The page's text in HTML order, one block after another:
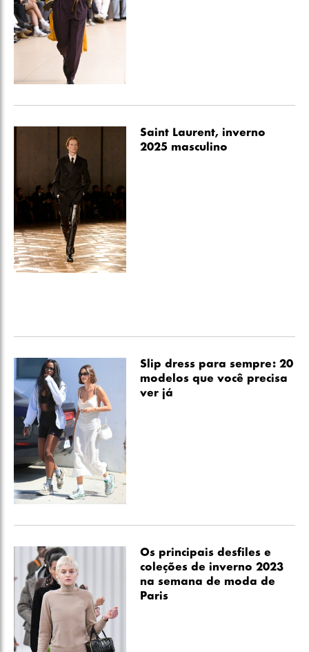
Saint Laurent, inverno
2025 masculino
Slip dress para sempre: 20
modelos que você precisa
ver já
Os principais desfiles e
coleções de inverno 2023
na semana de moda de
Paris